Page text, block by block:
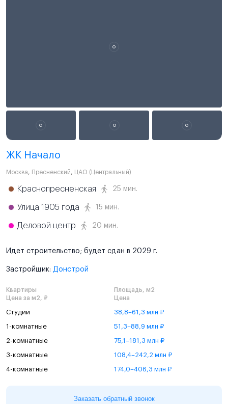
ЖК Начало
Москва, Пресненский, ЦАО (Центральный)
Краснопресненская 25 мин.
Улица 1905 года 15 мин.
Деловой центр 20 мин.
Идет строительство; будет сдан в 2029 г.
Застройщик: Донстрой
Квартиры
Площадь, м2
Цена за м2, ₽
Цена
Студии 38,8–61,3 млн ₽
1-комнатные 51,3–88,9 млн ₽
2-комнатные 75,1–181,3 млн ₽
3-комнатные 108,4–242,2 млн ₽
4-комнатные 174,0–406,3 млн ₽
Заказать обратный звонок